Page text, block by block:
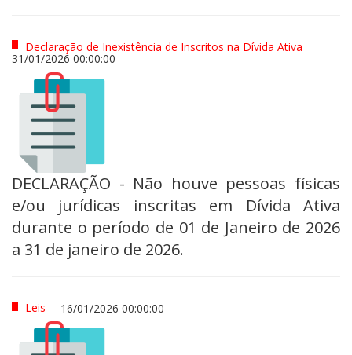
Declaração de Inexistência de Inscritos na Dívida Ativa
31/01/2026 00:00:00
DECLARAÇÃO - Não houve pessoas físicas
e/ou jurídicas inscritas em Dívida Ativa
durante o período de 01 de Janeiro de 2026
a 31 de janeiro de 2026.
Leis 16/01/2026 00:00:00